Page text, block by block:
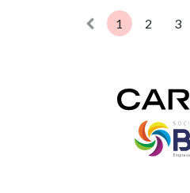
1 2 3